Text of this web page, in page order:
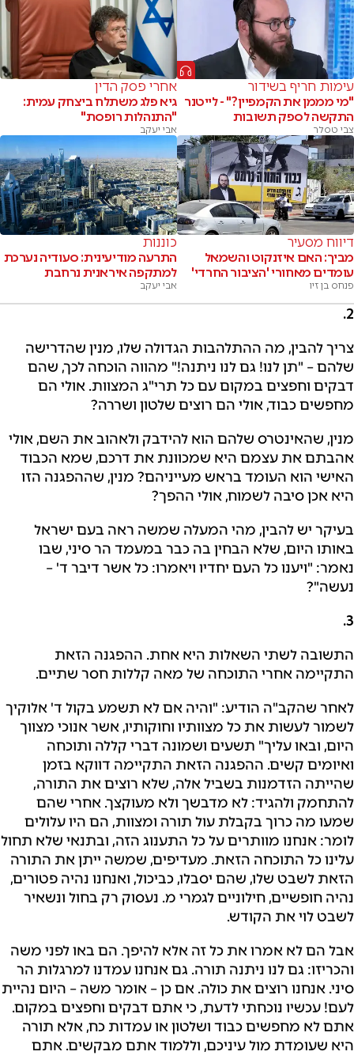
עימות חריף בשידור
"מי מממן את הקמפיין?" - לייטנר
התקשה לספק תשובות
צבי טסלר
אחרי פסק הדין
גיא פלג משתלח ביצחק עמית:
"התנהלות רופסת"
אבי יעקב
דיווח מסעיר
מביך: האם איזנקוט והשמאל
עומדים מאחורי 'הציבור החרדי'
פנחס בן זיו
כוננות
התרעה מודיעינית: סעודיה נערכת
למתקפה איראנית נרחבת
אבי יעקב
2.
צריך להבין, מה ההתלהבות הגדולה שלו, מנין שהדרישה
שלהם – "תן לנו! גם לנו ניתנה!" מהווה הוכחה לכך, שהם
דבקים וחפצים במקום עם כל תרי"ג המצוות. אולי הם
מחפשים כבוד, אולי הם רוצים שלטון ושררה?
מנין, שהאינטרס שלהם הוא להידבק ולאהוב את השם, אולי
אהבתם את עצמם היא שמכוונת את דרכם, שמא הכבוד
האישי הוא העומד בראש מעייניהם? מנין, שההפגנה הזו
היא אכן סיבה לשמוח, אולי ההפך?
בעיקר יש להבין, מהי המעלה שמשה ראה בעם ישראל
באותו היום, שלא הבחין בה כבר במעמד הר סיני, שבו
נאמר: "ויענו כל העם יחדיו ויאמרו: כל אשר דיבר ד' –
נעשה"?
3.
התשובה לשתי השאלות היא אחת. ההפגנה הזאת
התקיימה אחרי התוכחה של מאה קללות חסר שתיים.
לאחר שהקב"ה הודיע: "והיה אם לא תשמע בקול ד' אלוקיך
לשמור לעשות את כל מצוותיו וחוקותיו, אשר אנוכי מצווך
היום, ובאו עליך" תשעים ושמונה דברי קללה ותוכחה
ואיומים קשים. ההפגנה הזאת התקיימה דווקא בזמן
שהייתה הזדמנות בשביל אלה, שלא רוצים את התורה,
להתחמק ולהגיד: לא מדבשך ולא מעוקצך. אחרי שהם
שמעו מה כרוך בקבלת עול תורה ומצוות, הם היו עלולים
לומר: אנחנו מוותרים על כל התענוג הזה, ובתנאי שלא תחול
עלינו כל התוכחה הזאת. מעדיפים, שמשה ייתן את התורה
הזאת לשבט שלו, שהם יסבלו, כביכול, ואנחנו נהיה פטורים,
נהיה חופשיים, חילוניים לגמרי מ. נעסוק רק בחול ונשאיר
לשבט לוי את הקודש.
אבל הם לא אמרו את כל זה אלא להיפך. הם באו לפני משה
והכריזו: גם לנו ניתנה תורה. גם אנחנו עמדנו למרגלות הר
סיני. אנחנו רוצים את כולה. אם כן – אומר משה – היום נהיית
לעם! עכשיו נוכחתי לדעת, כי אתם דבקים וחפצים במקום.
אתם לא מחפשים כבוד ושלטון או עמדות כח, אלא תורה
היא שעומדת מול עיניכם, וללמוד אתם מבקשים. אתם